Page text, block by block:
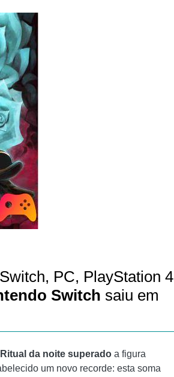
PC, PlayStation 4
Switch saiu em
da noite superado a figura
um novo recorde: esta soma